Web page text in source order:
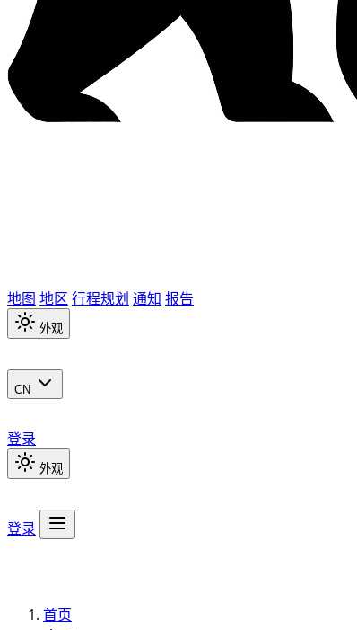
地图 地区 行程规划 通知 报告
外观
CN
登录
外观
登录
首页